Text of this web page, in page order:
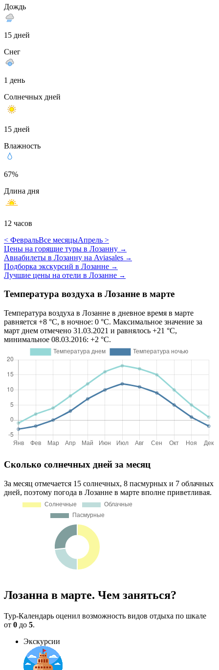
Дождь
15 дней
Снег
1 день
Солнечных дней
15 дней
Влажность
67%
Длина дня
12 часов
< ФевральВсе месяцыАпрель >
Цены на горящие туры в Лозанну →
Авиабилеты в Лозанну на Aviasales →
Подборка экскурсий в Лозанне →
Лучшие цены на отели в Лозанне →
Температура воздуха в Лозанне в марте
Температура воздуха в Лозанне в дневное время в марте
равняется +8 °C, в ночное: 0 °C. Максимальное значение за
март днем отмечено 31.03.2021 и равнялось +21 °C,
минимальное 08.03.2016: +2 °C.
Сколько солнечных дней за месяц
За месяц отмечается 15 солнечных, 8 пасмурных и 7 облачных
дней, поэтому погода в Лозанне в марте вполне приветливая.
Лозанна в марте. Чем заняться?
Тур-Календарь оценил возможность видов отдыха по шкале
от 0 до 5.
Экскурсии